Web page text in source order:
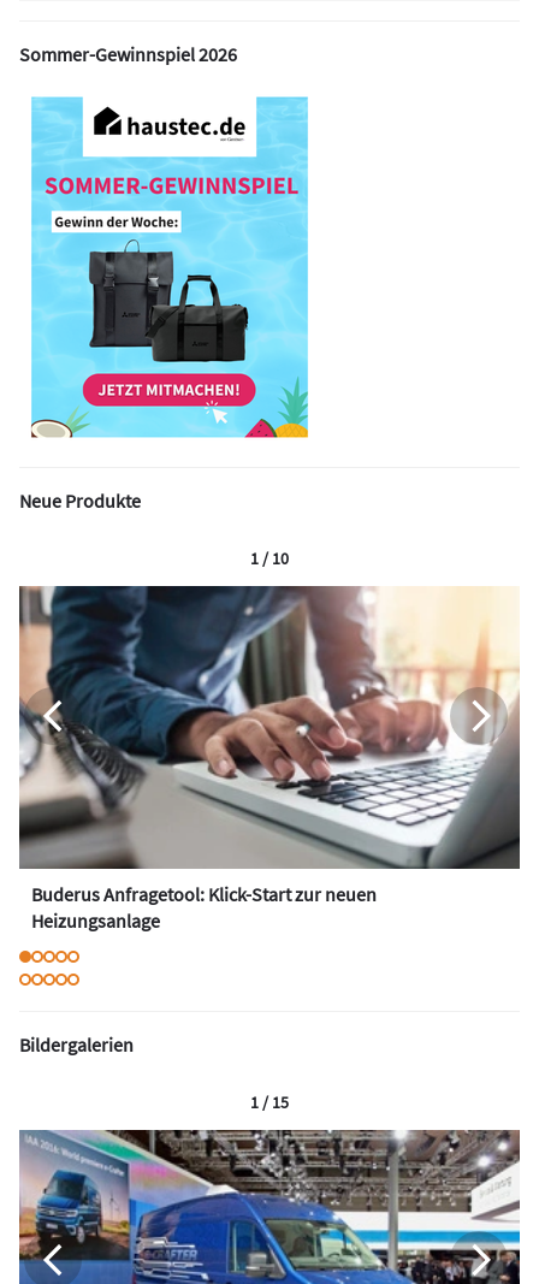
Sommer-Gewinnspiel 2026
Neue Produkte
Buderus Anfragetool: Klick-Start zur neuen
Heizungsanlage
1 / 10
Bildergalerien
1 / 15